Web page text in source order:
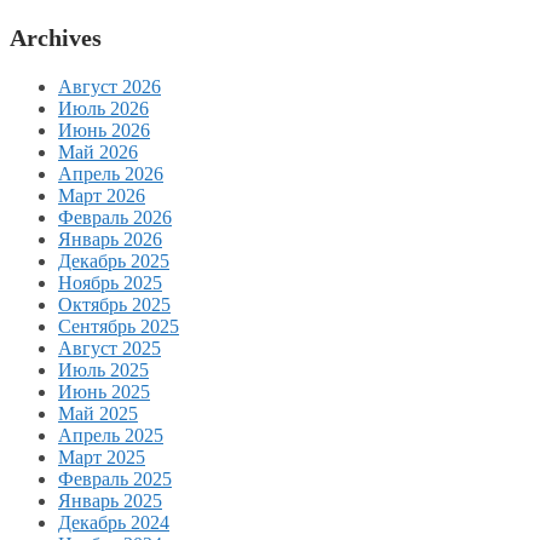
Archives
Август 2026
Июль 2026
Июнь 2026
Май 2026
Апрель 2026
Март 2026
Февраль 2026
Январь 2026
Декабрь 2025
Ноябрь 2025
Октябрь 2025
Сентябрь 2025
Август 2025
Июль 2025
Июнь 2025
Май 2025
Апрель 2025
Март 2025
Февраль 2025
Январь 2025
Декабрь 2024